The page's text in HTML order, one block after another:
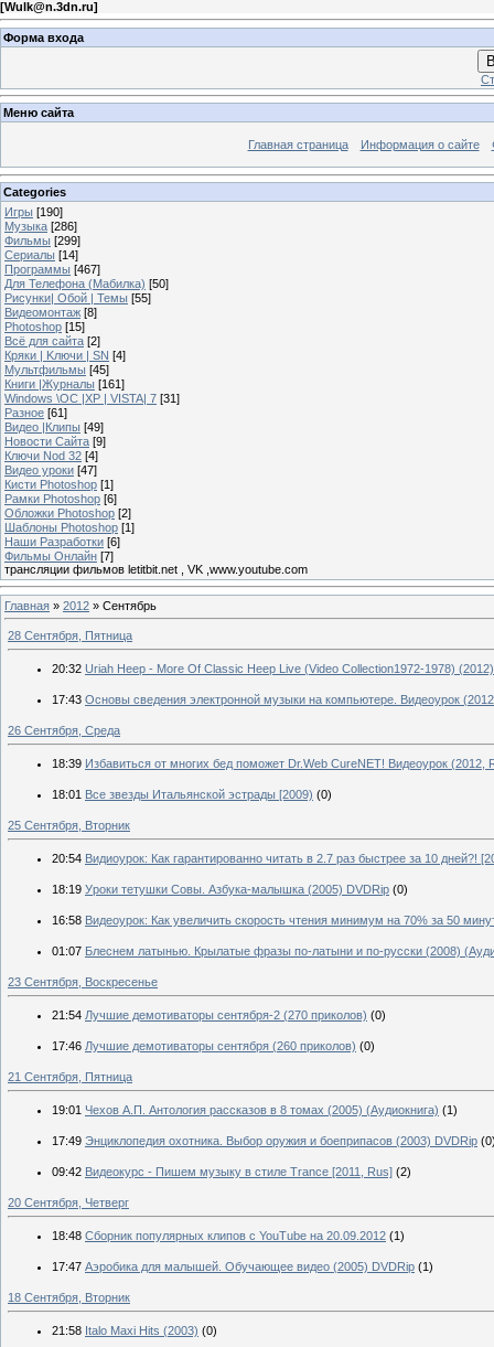
[Wulk@n.3dn.ru]
Форма входа
Меню сайта
Главная страница Информация о сайте
Categories
Игры [190]
Музыка [286]
Фильмы [299]
Сериалы [14]
Программы [467]
Для Телефона (Мабилка) [50]
Рисунки| Обой | Темы [55]
Видеомонтаж [8]
Photoshop [15]
Всё для сайта [2]
Кряки | Kлючи | SN [4]
Мультфильмы [45]
Книги |Журналы [161]
Windows \OC |XP | VISTA| 7 [31]
Разное [61]
Видео |Клипы [49]
Новости Сайта [9]
Ключи Nod 32 [4]
Видео уроки [47]
Кисти Photoshop [1]
Рамки Photoshop [6]
Обложки Photoshop [2]
Шаблоны Photoshop [1]
Наши Разработки [6]
Фильмы Онлайн [7]
трансляции фильмов letitbit.net , VK ,www.youtube.com
Главная » 2012 » Сентябрь
28 Сентября, Пятница
20:32 Uriah Heep - More Of Classic Heep Live (Video Сollection1972-1978)
17:43 Основы сведения электронной музыки на компьютере. Видеоурок
26 Сентября, Среда
18:39 Избавиться от многих бед поможет Dr.Web CureNET! Видеоурок (2012,
18:01 Все звезды Итальянской эстрады [2009) (0)
25 Сентября, Вторник
20:54 Видиоурок: Как гарантированно читать в 2.7 раз быстрее за 10 дней?!
18:19 Уроки тетушки Совы. Азбука-малышка (2005) DVDRip (0)
16:58 Видеоурок: Как увеличить скорость чтения минимум на 70% за 50
01:07 Блеснем латынью. Крылатые фразы по-латыни и по-русски (2008)
23 Сентября, Воскресенье
21:54 Лучшие демотиваторы сентября-2 (270 приколов) (0)
17:46 Лучшие демотиваторы сентября (260 приколов) (0)
21 Сентября, Пятница
19:01 Чехов А.П. Антология рассказов в 8 томах (2005) (Аудиокнига) (1)
17:49 Энциклопедия охотника. Выбор оружия и боеприпасов (2003) DVDRip
09:42 Видеокурс - Пишем музыку в стиле Trance [2011, Rus] (2)
20 Сентября, Четверг
18:48 Сборник популярных клипов с YouTube на 20.09.2012 (1)
17:47 Аэробика для малышей. Обучающее видео (2005) DVDRip (1)
18 Сентября, Вторник
21:58 Italo Maxi Hits (2003) (0)